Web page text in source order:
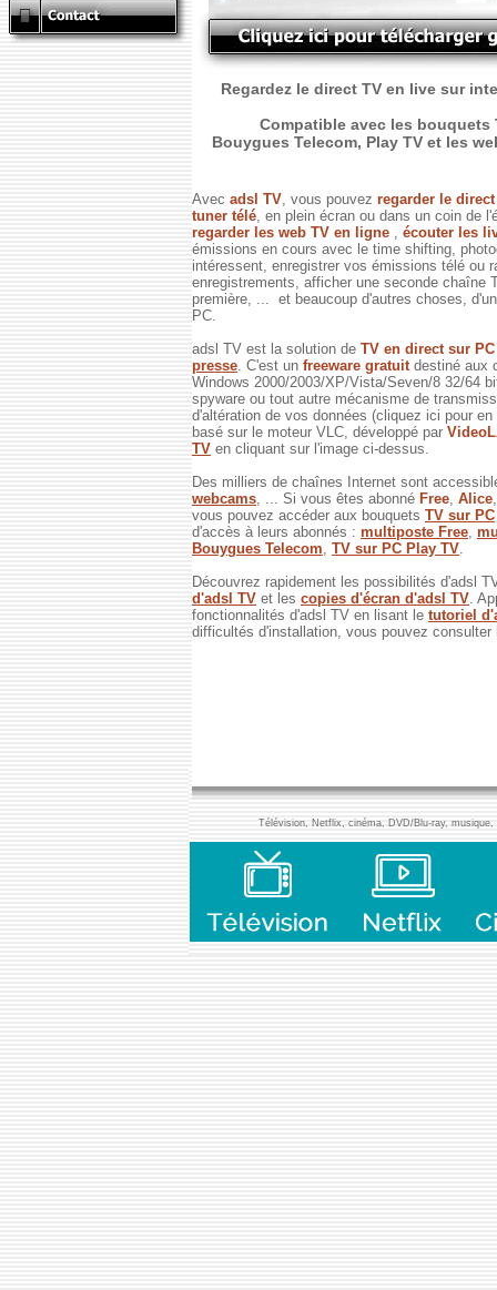
Regardez le direct TV en live sur
Compatible avec les bouquets
Bouygues Telecom, Play TV et les
Avec adsl TV , vous pouvez regarder le
tuner télé , en plein écran ou dans un coin de
regarder les web TV en ligne
écouter les
émissions en cours avec le time shifting,
intéressent, enregistrer vos émissions télé ou
enregistrements, afficher une seconde chaîne
première, ... et beaucoup d'autres choses,
PC.
adsl TV est la solution de TV en direct sur
presse . C'est un freeware gratuit destiné aux
Windows 2000/2003/XP/Vista/Seven/8 32/64
spyware ou tout autre mécanisme de
d'altération de vos données (cliquez ici pour
basé sur le moteur VLC, développé par
TV en cliquant sur l'image ci-dessus.
Des milliers de chaînes Internet sont
webcams , ... Si vous êtes abonné Free Alice
vous pouvez accéder aux bouquets TV sur PC
d'accès à leurs abonnés : multiposte Free
Bouygues Telecom TV sur PC Play TV
Découvrez rapidement les possibilités d'adsl
d'adsl TV et les copies d'écran d'adsl TV .
fonctionnalités d'adsl TV en lisant le tutoriel
difficultés d'installation, vous pouvez
Télévision, Netflix, cinéma, DVD/Blu-ray,